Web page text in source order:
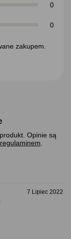
0
0
zakupem.
Opinie są
regulaminem
7 Lipiec 2022